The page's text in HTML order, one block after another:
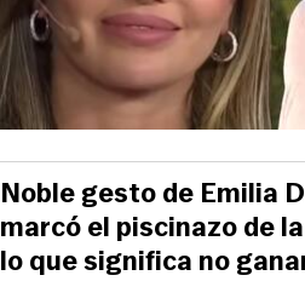
Noble gesto de Emilia
marcó el piscinazo de
lo que significa no